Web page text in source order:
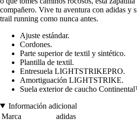
compañero. Vive tu aventura con adidas y
trail running como nunca antes.
Ajuste estándar.
Cordones.
Parte superior de textil y sintético.
Plantilla de textil.
Entresuela LIGHTSTRIKEPRO.
Amortiguación LIGHTSTRIKE.
Suela exterior de caucho
Información adicional
Marca
adidas